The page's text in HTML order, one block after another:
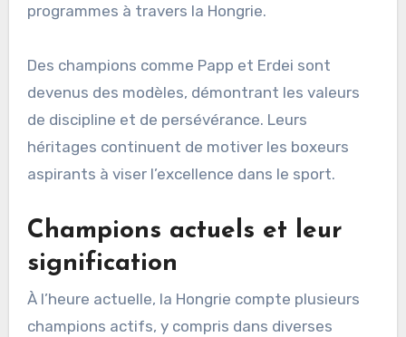
programmes à travers la Hongrie.
Des champions comme Papp et Erdei sont
devenus des modèles, démontrant les valeurs
de discipline et de persévérance. Leurs
héritages continuent de motiver les boxeurs
aspirants à viser l’excellence dans le sport.
Champions actuels et leur
signification
À l’heure actuelle, la Hongrie compte plusieurs
champions actifs, y compris dans diverses